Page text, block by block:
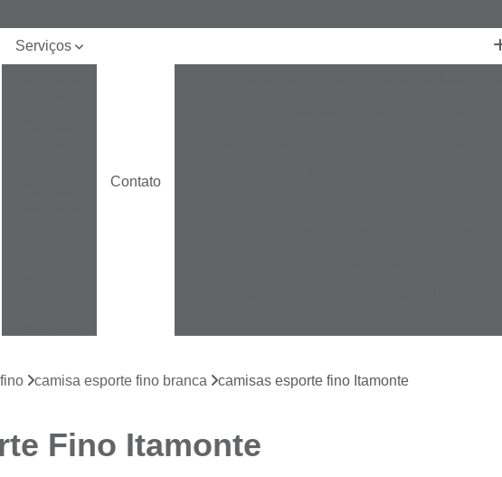
Serviços
Camisas
Contato
Camisa Masculina
Camisa Masculina
Camisa Branca Plus Size
camisa esporte fino branca camisas esporte fino Itamonte
Fino Itamonte